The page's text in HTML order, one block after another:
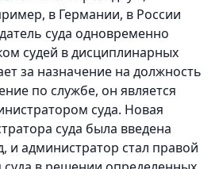
в Германии, в России
суда одновременно
судей в дисциплинарных
за назначение на должность
по службе, он является
суда. Новая
суда была введена
и администратор стал правой